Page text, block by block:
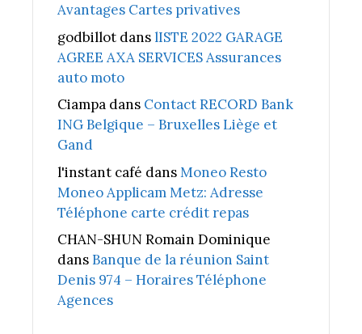
Avantages Cartes privatives
godbillot danslISTE 2022 GARAGE
AGREE AXA SERVICES Assurances
auto moto
Ciampa dans Contact RECORD Bank
ING Belgique – Bruxelles Liège et
Gand
l'instant café dansMoneo Resto
Moneo Applicam Metz: Adresse
Téléphone carte crédit repas
CHAN-SHUN Romain Dominique
dansBanque de la réunion Saint
Denis 974 – Horaires Téléphone
Agences